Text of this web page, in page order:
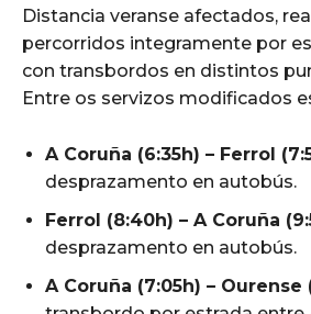
Distancia veranse afectados,
percorridos integramente por
con transbordos en distintos
Entre os servizos modificados
A Coruña (6:35h) – Ferrol
desprazamento en autobús.
Ferrol (8:40h) – A Coruña
desprazamento en autobús.
A Coruña (7:05h) – Ourense